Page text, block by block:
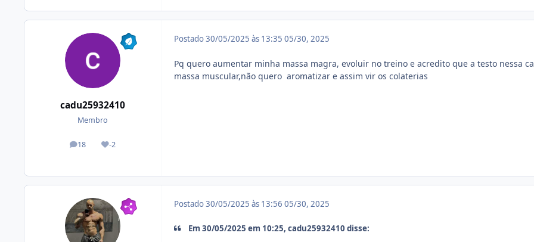
cadu25932410
Membro
18
posts -2
Reputação
Postado30/05/2025 às 13:35 05/30, 2025
Pq quero aumentar minha massa magra, evoluir no treino e acredito que a testo nessa
massa muscular,não quero aromatizar e assim vir os colaterias
Postado30/05/2025 às 13:56 05/30, 2025
Em 30/05/2025 em 10:25, cadu25932410 disse: